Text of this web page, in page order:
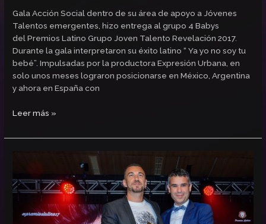
Gala Acción Social dentro de su área de apoyo a Jóvenes
Talentos emergentes, hizo entrega al grupo 4 Babys
del Premios Latino Grupo Joven Talento Revelación 2017.
Durante la gala interpretaron su éxito latino “ Ya yo no soy tu
bebé”. Impulsadas por la productora Expresión Urbana, en
solo unos meses lograron posicionarse en México, Argentina
y ahora en España con
al
Grupo
Joven
Talento
Revelación
2017
Leer más »
Premio
Latino
Oro